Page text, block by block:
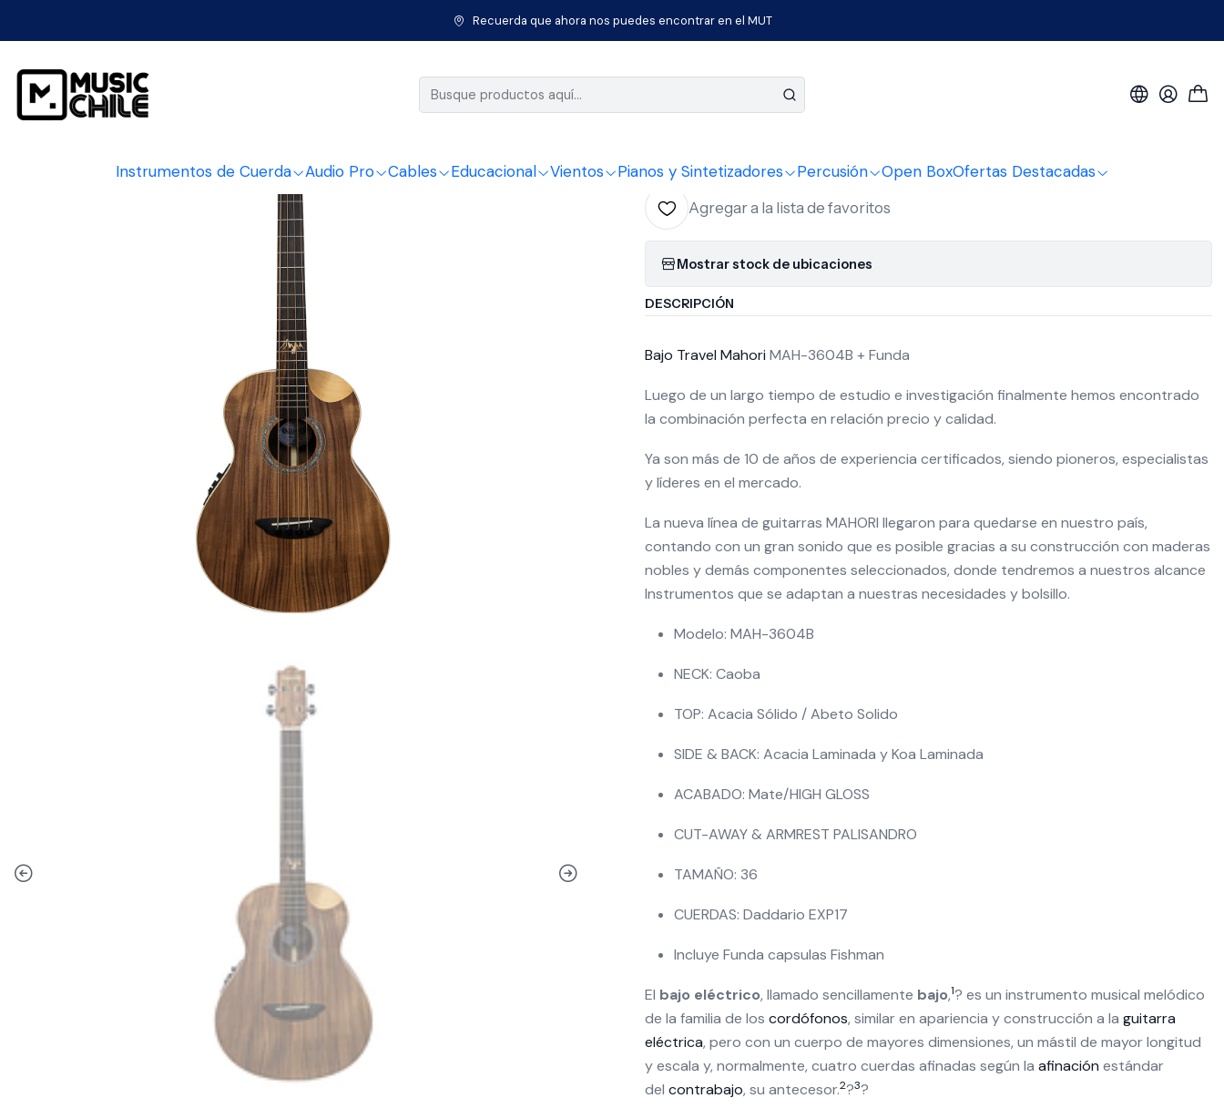
Instrumentos de Cuerda Audio Pro Cables Educacional Vientos Pianos y Sintetizadores Percusión Open BoxOfertas Destacadas
Recuerda que ahora nos puedes encontrar en el MUT
Instrumentos de Cuerda Bajos Bajo Travel Mahori Mah-3604B + Funda
|
Bajo Travel Mahori Mah-3604B +
Agregar a la lista de favoritos
Mostrar stock de ubicaciones
DESCRIPCIÓN
Bajo Travel Mahori MAH-3604B + Funda
Luego de un largo tiempo de estudio e investigación finalmente hemos encontrado
la combinación perfecta en relación precio y calidad.
Ya son más de 10 de años de experiencia certificados, siendo pioneros, especialistas
y líderes en el mercado.
La nueva línea de guitarras MAHORI llegaron para quedarse en nuestro país,
contando con un gran sonido que es posible gracias a su construcción con maderas
nobles y demás componentes seleccionados, donde tendremos a nuestros alcance
Instrumentos que se adaptan a nuestras necesidades y bolsillo.
Modelo: MAH-3604B
NECK: Caoba
TOP: Acacia Sólido / Abeto Solido
SIDE & BACK: Acacia Laminada y Koa Laminada
ACABADO: Mate/HIGH GLOSS
CUT-AWAY & ARMREST PALISANDRO
TAMAÑO: 36
CUERDAS: Daddario EXP17
Incluye Funda capsulas Fishman
El bajo eléctrico, llamado sencillamente bajo,1? es un instrumento musical melódico
de la familia de los cordófonos, similar en apariencia y construcción a la guitarra
eléctrica, pero con un cuerpo de mayores dimensiones, un mástil de mayor longitud
y escala y, normalmente, cuatro cuerdas afinadas según la afinación estándar
del contrabajo, su antecesor.2?3?